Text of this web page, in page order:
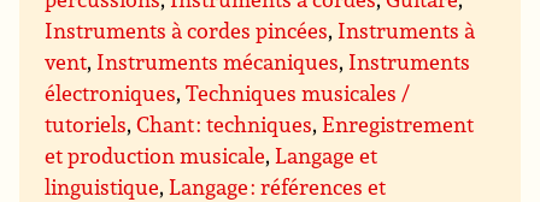
Instruments à cordes pincées, Instruments à
vent, Instruments mécaniques, Instruments
électroniques,Techniques musicales /
tutoriels,Chant : techniques,Enregistrement
et production musicale,Langage et
linguistique,Langage : références et